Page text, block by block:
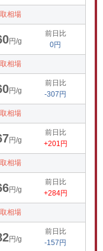
相場
円/g
前日比
0円
相場
円/g
前日比
-307円
相場
円/g
前日比
+201円
相場
円/g
前日比
+284円
相場
円/g
前日比
-157円